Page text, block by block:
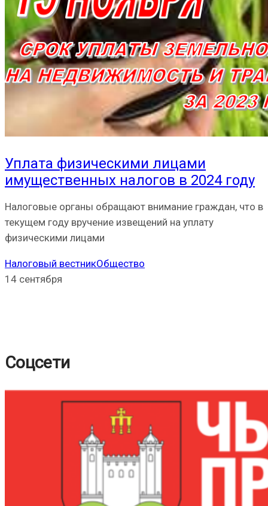
Уплата физическими лицами
имущественных налогов в 2024 году
Налоговые органы обращают внимание граждан, что в
текущем году вручение извещений на уплату
физическими лицами
Налоговый вестникОбщество
14 сентября
Соцсети